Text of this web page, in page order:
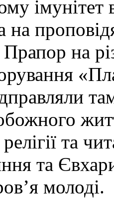
імунітет
на
на
та
та
молоді.